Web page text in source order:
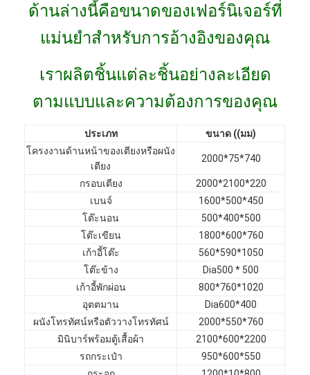
สินค้า
วิดีโอ
VR Show
เกี่ยวกับเรา
ทัวร์โรงงาน
การควบคุมคุณภาพ
คำถามที่พบบ่อย
พูดคุยกันตอนนี้
ด้านล่างนี้คือขนาดของเฟอร์นิเจอร์ที่
แม่นยําสําหรับการอ้างอิงของคุณ
เราผลิตชิ้นแต่ละชิ้นอย่างละเอียด
ตามแบบและความต้องการของคุณ
ประเภท
ขนาด ((มม)
โครงงานด้านหน้าของเตียงหรือผนัง
เตียง
2000*75*740
กรอบเตียง
2000*2100*220
เบนจ์
1600*500*450
โต๊ะนอน
500*400*500
โต๊ะเขียน
1800*600*760
เก้าอี้โต๊ะ
560*590*1050
โต๊ะข้าง
Dia500 * 500
เก้าอี้พักผ่อน
800*760*1020
อุตตมาน
Dia600*400
ผนังโทรทัศน์หรือตัววางโทรทัศน์
2000*550*760
มินิบาร์พร้อมตู้เสื้อผ้า
2100*600*2200
รถกระเป๋า
950*600*550